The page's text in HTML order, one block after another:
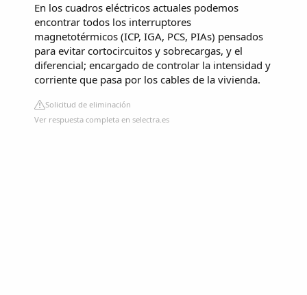
En los cuadros eléctricos actuales podemos
encontrar todos los interruptores
magnetotérmicos (ICP, IGA, PCS, PIAs) pensados
para evitar cortocircuitos y sobrecargas, y el
diferencial; encargado de controlar la intensidad y
corriente que pasa por los cables de la vivienda.
Solicitud de eliminación
Ver respuesta completa en selectra.es